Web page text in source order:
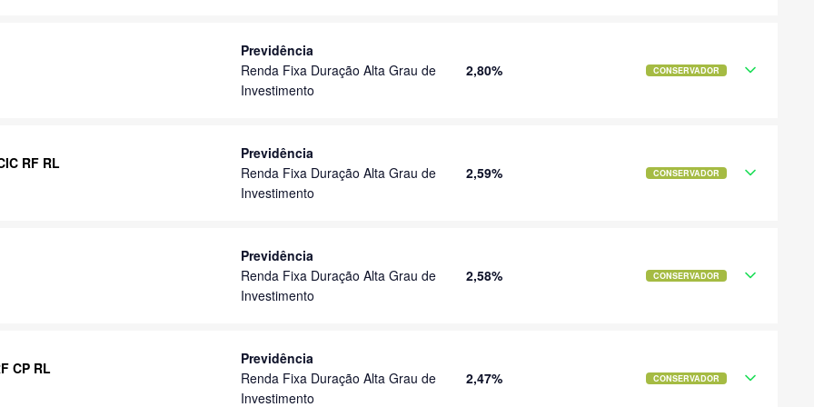
Previdência
Renda Fixa Duração Alta Grau de
Investimento
2,80% CONSERVADOR
RF RL
Previdência
Renda Fixa Duração Alta Grau de
Investimento
2,59% CONSERVADOR
Previdência
Renda Fixa Duração Alta Grau de
Investimento
2,58% CONSERVADOR
CP RL
Previdência
Renda Fixa Duração Alta Grau de
Investimento
2,47% CONSERVADOR